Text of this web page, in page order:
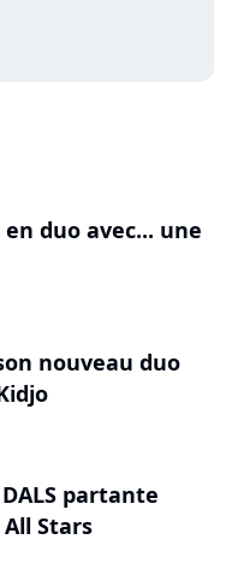
duo avec... une
nouveau duo
partante
Stars